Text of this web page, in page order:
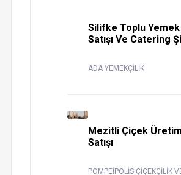
Silifke Toplu Yemek
Satışı Ve Catering
ADA YEMEKÇİLİK
Mezitli Çiçek
Satışı
POMPEİPOLİS ÇİÇEKÇİLİK